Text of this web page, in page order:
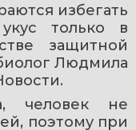
избегать
только в
защитной
Людмила
человек не
поэтому при